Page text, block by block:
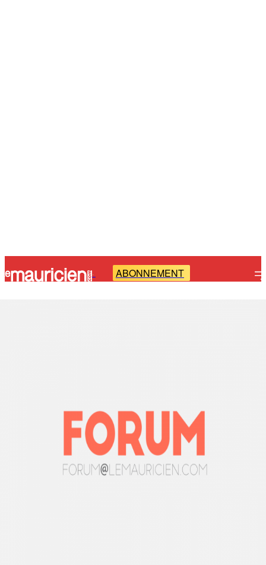
- ABONNEMENT